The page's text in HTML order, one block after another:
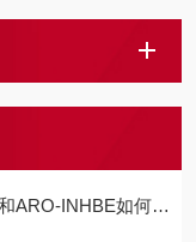
调控代谢，助力减脂增肌